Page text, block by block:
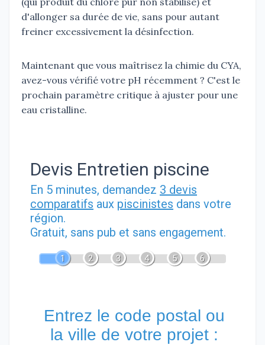
d'allonger sa durée de vie, sans pour autant
freiner excessivement la désinfection.
Maintenant que vous maîtrisez la chimie du CYA,
avez-vous vérifié votre pH récemment ? C'est le
prochain paramètre critique à ajuster pour une
eau cristalline.
Devis Entretien piscine
En 5 minutes, demandez 3 devis
comparatifs aux piscinistes dans votre
région.
Gratuit, sans pub et sans engagement.
1 2 3 4 5 6
Entrez le code postal ou
la ville de votre projet :